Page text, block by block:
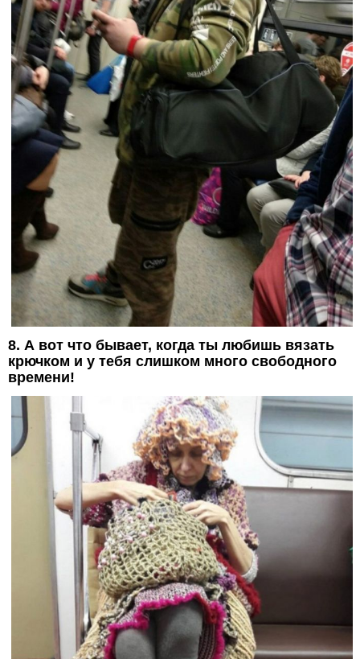
8. А вот что бывает, когда ты любишь вязать
крючком и у тебя слишком много свободного
времени!